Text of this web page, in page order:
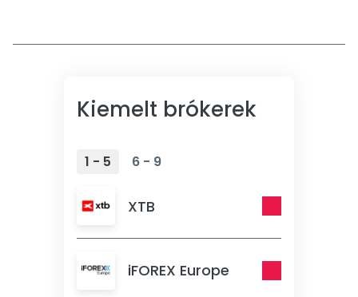
Kiemelt brókerek
1 - 5 6 - 9
XTB
iFOREX Europe